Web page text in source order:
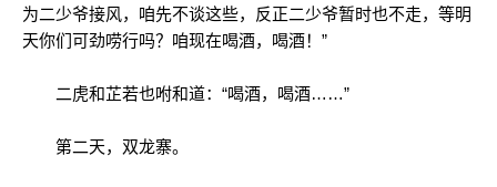
为二少爷接风，咱先不谈这些，反正二少爷暂时也不走，等明
天你们可劲唠行吗？咱现在喝酒，喝酒！”
二虎和芷若也咐和道：“喝酒，喝酒……”
第二天，双龙寨。